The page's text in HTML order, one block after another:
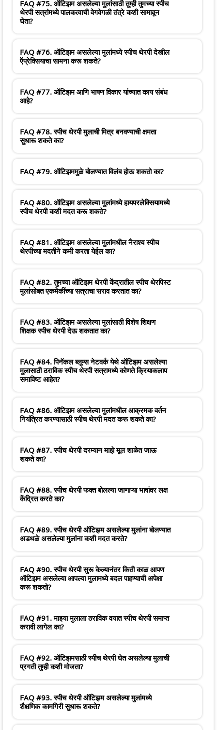
FAQ #75. ऑटिझम असलेल्या मुलांसाठी तुम्ही तुमच्या स्पीच
थेरपी सत्रांमध्ये पालकत्वाची वेगवेगळी तंत्रे कशी सामावून
घेता?
FAQ #76. ऑटिझम असलेल्या मुलांमध्ये स्पीच थेरपी देखील
ऍप्रेक्सियाचा सामना करू शकते?
FAQ #77. ऑटिझम आणि भाषण विकार यांच्यात काय संबंध
आहे?
FAQ #78. स्पीच थेरपी मुलाची मित्र बनवण्याची क्षमता
सुधारू शकते का?
FAQ #79. ऑटिझममुळे बोलण्यात विलंब होऊ शकतो का?
FAQ #80. ऑटिझम असलेल्या मुलांमध्ये हायपरलेक्सियामध्ये
स्पीच थेरपी कशी मदत करू शकते?
FAQ #81. ऑटिझम असलेल्या मुलांमधील नैराश्य स्पीच
थेरपीच्या मदतीने कमी करता येईल का?
FAQ #82. तुमच्या ऑटिझम थेरपी केंद्रातील स्पीच थेरपिस्ट
मुलांसोबत एकमेकींच्या सत्राचा सराव करतात का?
FAQ #83. ऑटिझम असलेल्या मुलांसाठी विशेष शिक्षण
शिक्षक स्पीच थेरपी देऊ शकतात का?
FAQ #84. पिनॅकल ब्लूम्स नेटवर्क येथे ऑटिझम असलेल्या
मुलासाठी ठराविक स्पीच थेरपी सत्रामध्ये कोणते क्रियाकलाप
समाविष्ट आहेत?
FAQ #86. ऑटिझम असलेल्या मुलांमधील आक्रमक वर्तन
नियंत्रित करण्यासाठी स्पीच थेरपी मदत करू शकते का?
FAQ #87. स्पीच थेरपी दरम्यान माझे मूल शाळेत जाऊ
शकते का?
FAQ #88. स्पीच थेरपी फक्त बोलल्या जाणाऱ्या भाषांवर लक्ष
केंद्रित करते का?
FAQ #89. स्पीच थेरपी ऑटिझम असलेल्या मुलांना बोलण्यात
अडथळे असलेल्या मुलांना कशी मदत करते?
FAQ #90. स्पीच थेरपी सुरू केल्यानंतर किती काळ आपण
ऑटिझम असलेल्या आपल्या मुलामध्ये बदल पाहण्याची अपेक्षा
करू शकतो?
FAQ #91. माझ्या मुलाला ठराविक वयात स्पीच थेरपी समाप्त
करावी लागेल का?
FAQ #92. ऑटिझमसाठी स्पीच थेरपी घेत असलेल्या मुलाची
प्रगती तुम्ही कशी मोजता?
FAQ #93. स्पीच थेरपी ऑटिझम असलेल्या मुलांमध्ये
शैक्षणिक कामगिरी सुधारू शकते?